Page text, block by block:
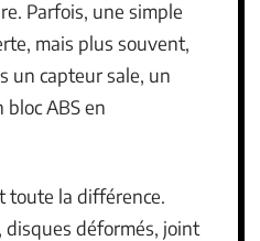
Parfois, une simple
mais plus souvent,
un capteur sale, un
ABS en
toute la différence.
déformés, joint